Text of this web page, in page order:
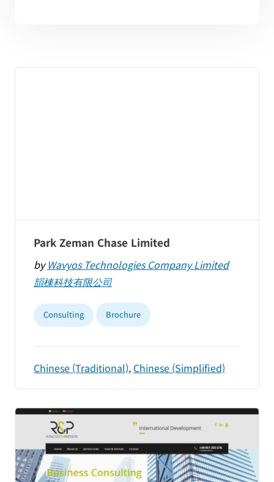
Park Zeman Chase Limited
by Wavyos Technologies Company Limited
韻棟科技有限公司
Consulting Brochure
Chinese (Traditional), Chinese (Simplified)